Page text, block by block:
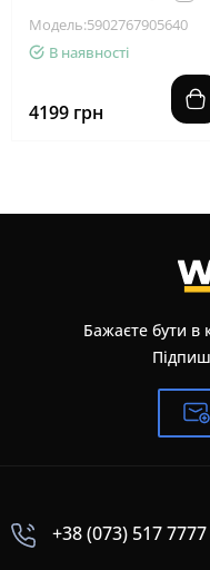
Модель:5902767905640
В наявності
4199 грн
Бажаєте бути в
+38 (073) 517 7777